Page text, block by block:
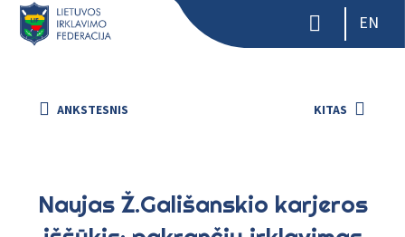
EN
ANKSTESNIS KITAS
Naujas Ž.Gališanskio karjeros